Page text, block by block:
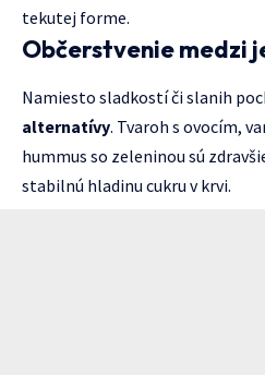
tekutej forme.
Občerstvenie medzi
Namiesto sladkostí či slanih
alternatívy. Tvaroh s ovocím,
hummus so zeleninou sú
stabilnú hladinu cukru v krvi.